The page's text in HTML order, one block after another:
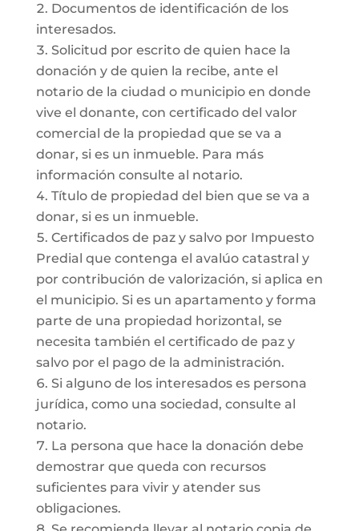
Documentos de identificación de los
interesados.
Solicitud por escrito de quien hace la
donación y de quien la recibe, ante el
notario de la ciudad o municipio en donde
vive el donante, con certificado del valor
comercial de la propiedad que se va a
donar, si es un inmueble. Para más
información consulte al notario.
Título de propiedad del bien que se va a
donar, si es un inmueble.
Certificados de paz y salvo por Impuesto
Predial que contenga el avalúo catastral y
por contribución de valorización, si aplica en
el municipio. Si es un apartamento y forma
parte de una propiedad horizontal, se
necesita también el certificado de paz y
salvo por el pago de la administración.
Si alguno de los interesados es persona
jurídica, como una sociedad, consulte al
notario.
La persona que hace la donación debe
demostrar que queda con recursos
suficientes para vivir y atender sus
obligaciones.